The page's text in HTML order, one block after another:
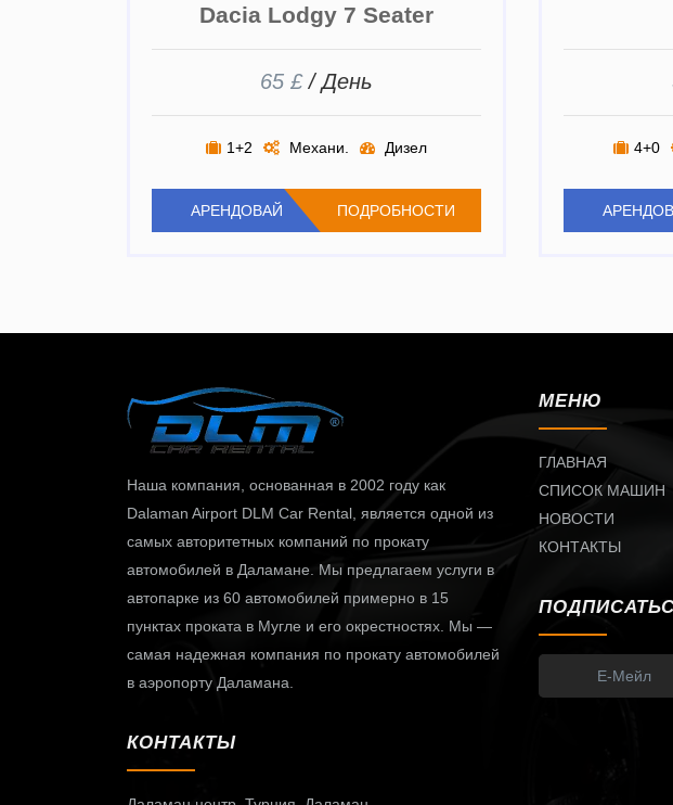
Dacia Lodgy 7 Seater
65 £/ День
1+2 Механи. Дизел
АРЕНДОВАЙ ПОДРОБНОСТИ
4+0
Наша компания, основанная в 2002 году как
Dalaman Airport DLM Car Rental, является одной из
самых авторитетных компаний по прокату
автомобилей в Даламане. Мы предлагаем услуги в
автопарке из 60 автомобилей примерно в 15
пунктах проката в Мугле ​​и его окрестностях. Мы —
самая надежная компания по прокату автомобилей
в аэропорту Даламана.
КОНТАКТЫ
МЕНЮ
ГЛАВНАЯ
СПИСОК МАШИН
НОВОСТИ
КОНТАКТЫ